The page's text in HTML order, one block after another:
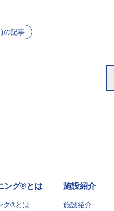
の記事
ング®とは
グ®とは
施設紹介
施設紹介